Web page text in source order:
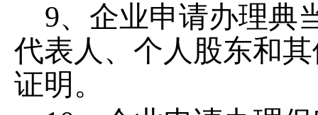
9、企业申请办理典
代表人、个人股东和
证明。